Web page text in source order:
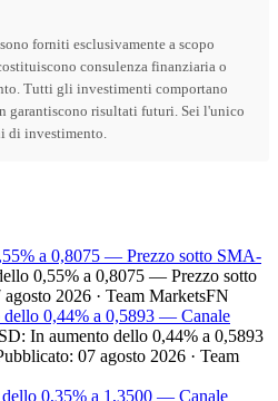
forniti esclusivamente a scopo
consulenza finanziaria o
Tutti gli investimenti comportano
garantiscono risultati futuri. Sei l'unico
di investimento.
a 0,8075 — Prezzo sotto SMA-
0,55% a 0,8075 — Prezzo sotto
2026 · Team MarketsFN
0,44% a 0,5893 — Canale
In aumento dello 0,44% a 0,5893
07 agosto 2026 · Team
0,35% a 1,3500 — Canale